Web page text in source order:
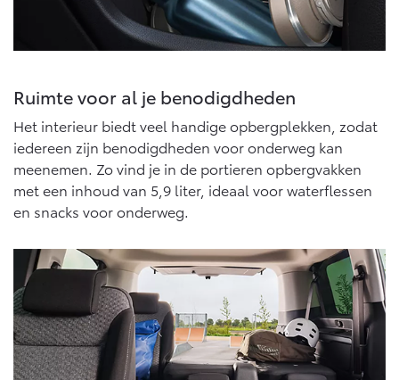
Vanaf € 46.301,- Vanaf € 56.570,-
Vanaf € 89.986,-
Ruimte voor al je benodigdheden
Het interieur biedt veel handige opbergplekken, zodat
iedereen zijn benodigdheden voor onderweg kan
meenemen. Zo vind je in de portieren opbergvakken
met een inhoud van 5,9 liter, ideaal voor waterflessen
en snacks voor onderweg.